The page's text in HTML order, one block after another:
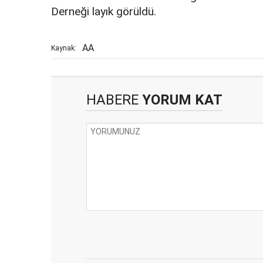
Derneği layık görüldü.
Kaynak: AA
HABERE YORUM KAT